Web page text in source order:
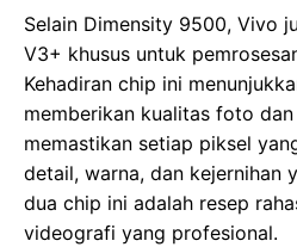
Selain Dimensity 9500, Vivo
V3+ khusus untuk
Kehadiran chip ini
memberikan kualitas foto
memastikan setiap piksel
detail, warna, dan kejernihan
dua chip ini adalah resep
videografi yang profesional.